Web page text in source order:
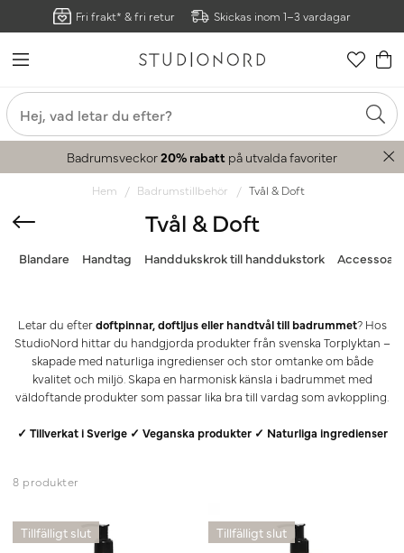
Fri frakt* & fri retur Skickas inom 1–3 vardagar
Badrumsveckor20% rabatt på utvalda favoriter
Hem Badrumstillbehör Tvål & Doft
Tvål & Doft
Blandare Handtag Handdukskrok till handdukstork
Letar du efterdoftpinnar, doftljus eller handtvål till badrummet? Hos
StudioNord hittar du handgjorda produkter från svenska Torplyktan –
skapade med naturliga ingredienser och stor omtanke om både
kvalitet och miljö. Skapa en harmonisk känsla i badrummet med
väldoftande produkter som passar lika bra till vardag som avkoppling.
✓ Tillverkat i Sverige ✓ Veganska produkter ✓ Naturliga ingredienser
8 produkter
Tillfälligt slut Tillfälligt slut